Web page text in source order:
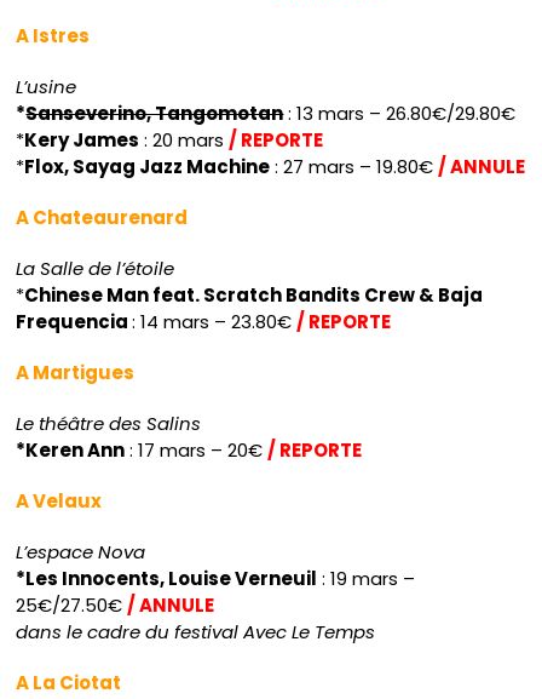
A Istres
L’usine
*Sanseverino, Tangomotan: 13 mars – 26.80€/29.80€
*Kery James : 20 mars / REPORTE
*Flox, Sayag Jazz Machine: 27 mars – 19.80€ / ANNULE
A Chateaurenard
La Salle de l’étoile
*Chinese Man feat. Scratch Bandits Crew & Baja
Frequencia: 14 mars – 23.80€ / REPORTE
A Martigues
Le théâtre des Salins
*Keren Ann: 17 mars – 20€ / REPORTE
A Velaux
L’espace Nova
*Les Innocents, Louise Verneuil : 19 mars –
25€/27.50€ / ANNULE
dans le cadre du festival Avec Le Temps
A La Ciotat